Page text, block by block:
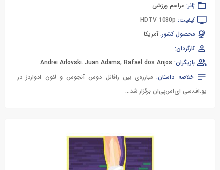
ژانر: مراسم ورزشی
کیفیت: HDTV 1080p
محصول کشور: آمریکا
کارگردان:
بازیگران:
Andrei Arlovski, Juan Adams, Rafael dos Anjos
خلاصه داستان: مبارزه‌ی بین رافائل دوس آنجوس و لئون ادواردز در
یو.اف.سی ای‌اس‌پی‌ان برگزار شد...